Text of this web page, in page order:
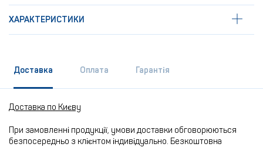
ХАРАКТЕРИСТИКИ
Доставка Оплата Гарантія
Доставка по Києву
При замовленні продукції, умови доставки обговорюються
безпосередньо з клієнтом індивідуально. Безкоштовна